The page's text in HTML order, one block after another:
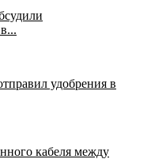
удобрения в
кабеля между